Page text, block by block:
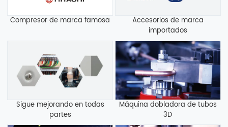
Compresor de marca famosa
Accesorios de marca
importados
Sigue mejorando en todas
partes
Máquina dobladora de tubos
3D